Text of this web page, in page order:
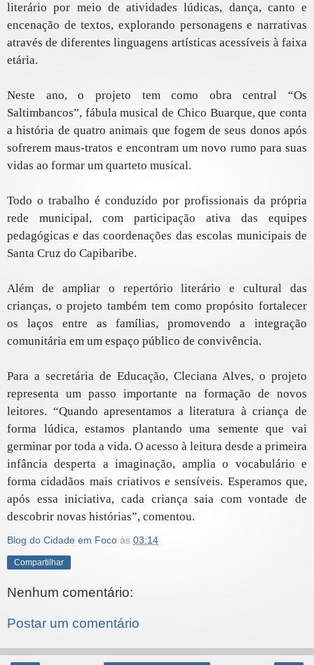
literário por meio de atividades lúdicas, dança, canto e
encenação de textos, explorando personagens e narrativas
através de diferentes linguagens artísticas acessíveis à faixa
etária.
Neste ano, o projeto tem como obra central “Os
Saltimbancos”, fábula musical de Chico Buarque, que conta
a história de quatro animais que fogem de seus donos após
sofrerem maus-tratos e encontram um novo rumo para suas
vidas ao formar um quarteto musical.
Todo o trabalho é conduzido por profissionais da própria
rede municipal, com participação ativa das equipes
pedagógicas e das coordenações das escolas municipais de
Santa Cruz do Capibaribe.
Além de ampliar o repertório literário e cultural das
crianças, o projeto também tem como propósito fortalecer
os laços entre as famílias, promovendo a integração
comunitária em um espaço público de convivência.
Para a secretária de Educação, Cleciana Alves, o projeto
representa um passo importante na formação de novos
leitores. “Quando apresentamos a literatura à criança de
forma lúdica, estamos plantando uma semente que vai
germinar por toda a vida. O acesso à leitura desde a primeira
infância desperta a imaginação, amplia o vocabulário e
forma cidadãos mais criativos e sensíveis. Esperamos que,
após essa iniciativa, cada criança saia com vontade de
descobrir novas histórias”, comentou.
Blog do Cidade em Foco às 03:14
Compartilhar
Nenhum comentário:
Postar um comentário